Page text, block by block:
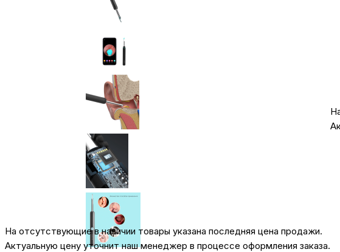
На отсутствующие в наличии товары указана последняя цена продажи.
Актуальную цену уточнит наш менеджер в процессе оформления заказа.